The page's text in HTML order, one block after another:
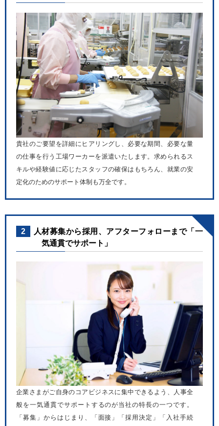
貴社のご要望を詳細にヒアリングし、必要な期間、必要な量
の仕事を行う工場ワーカーを派遣いたします。求められるス
キルや経験値に応じたスタッフの確保はもちろん、就業の安
定化のためのサポート体制も万全です。
2
人材募集から採用、アフターフォローまで「一
気通貫でサポート」
企業さまがご自身のコアビジネスに集中できるよう、人事全
般を一気通貫でサポートするのが当社の特長の一つです。
「募集」からはじまり、「面接」「採用決定」「入社手続